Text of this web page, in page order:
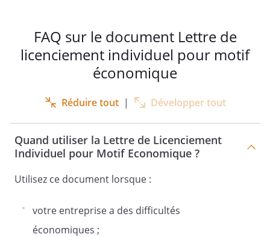
FAQ sur le document Lettre de
licenciement individuel pour motif
économique
Réduire tout | Développer tout
Quand utiliser la Lettre de Licenciement
Individuel pour Motif Economique ?
Utilisez ce document lorsque :
votre entreprise a des difficultés
économiques ;